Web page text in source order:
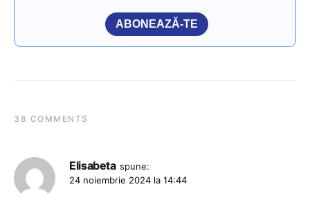
ABONEAZĂ-TE
38 COMMENTS
Elisabeta spune:
24 noiembrie 2024 la 14:44